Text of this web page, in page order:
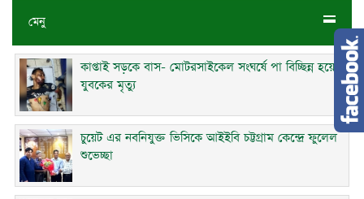
মেনু
কাপ্তাই সড়কে বাস- মোটরসাইকেল সংঘর্ষে পা বিচ্ছিন্ন হয়ে
যুবকের মৃত্যু
চুয়েট এর নবনিযুক্ত ভিসিকে আইইবি চট্টগ্রাম কেন্দ্রে ফুলেল
শুভেচ্ছা